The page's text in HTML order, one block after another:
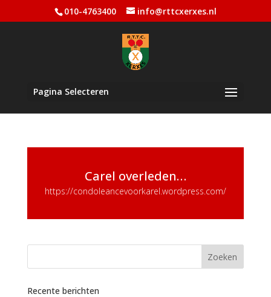
010-4763400 info@rttcxerxes.nl
Pagina Selecteren
Carel overleden…
https://condoleancevoorkarel.wordpress.com/
Recente berichten